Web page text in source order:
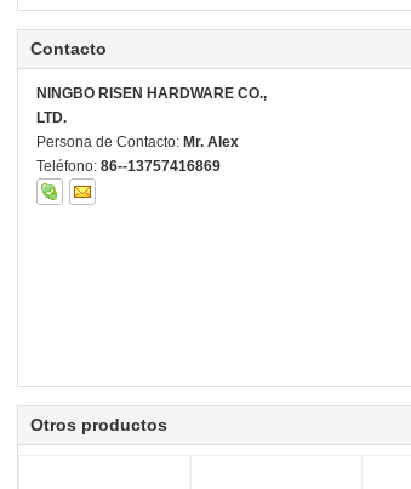
Contacto
NINGBO RISEN HARDWARE CO.,
LTD.
Persona de Contacto: Mr. Alex
Teléfono: 86--13757416869
Otros productos